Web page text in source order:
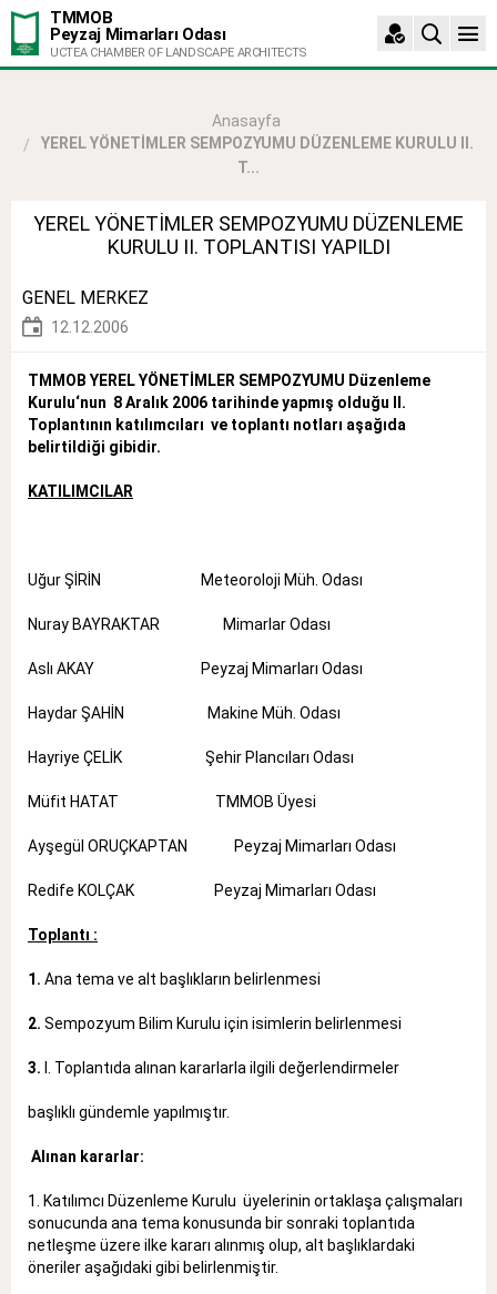
TMMOB
Peyzaj Mimarları Odası
UCTEA CHAMBER OF LANDSCAPE ARCHITECTS
Anasayfa
YEREL YÖNETİMLER SEMPOZYUMU DÜZENLEME KURULU II.
T...
YEREL YÖNETİMLER SEMPOZYUMU DÜZENLEME
KURULU II. TOPLANTISI YAPILDI
GENEL MERKEZ
12.12.2006
TMMOB YEREL YÖNETİMLER SEMPOZYUMU Düzenleme
Kurulu‘nun 8 Aralık 2006 tarihinde yapmış olduğu II.
Toplantının katılımcıları ve toplantı notları aşağıda
belirtildiği gibidir.
KATILIMCILAR
Uğur ŞİRİN Meteoroloji Müh. Odası
Nuray BAYRAKTAR Mimarlar Odası
Aslı AKAY Peyzaj Mimarları Odası
Haydar ŞAHİN Makine Müh. Odası
Hayriye ÇELİK Şehir Plancıları Odası
Müfit HATAT TMMOB Üyesi
Ayşegül ORUÇKAPTAN Peyzaj Mimarları Odası
Redife KOLÇAK Peyzaj Mimarları Odası
Toplantı :
1. Ana tema ve alt başlıkların belirlenmesi
2. Sempozyum Bilim Kurulu için isimlerin belirlenmesi
3. I. Toplantıda alınan kararlarla ilgili değerlendirmeler
başlıklı gündemle yapılmıştır.
Alınan kararlar:
1. Katılımcı Düzenleme Kurulu üyelerinin ortaklaşa çalışmaları
sonucunda ana tema konusunda bir sonraki toplantıda
netleşme üzere ilke kararı alınmış olup, alt başlıklardaki
öneriler aşağıdaki gibi belirlenmiştir.